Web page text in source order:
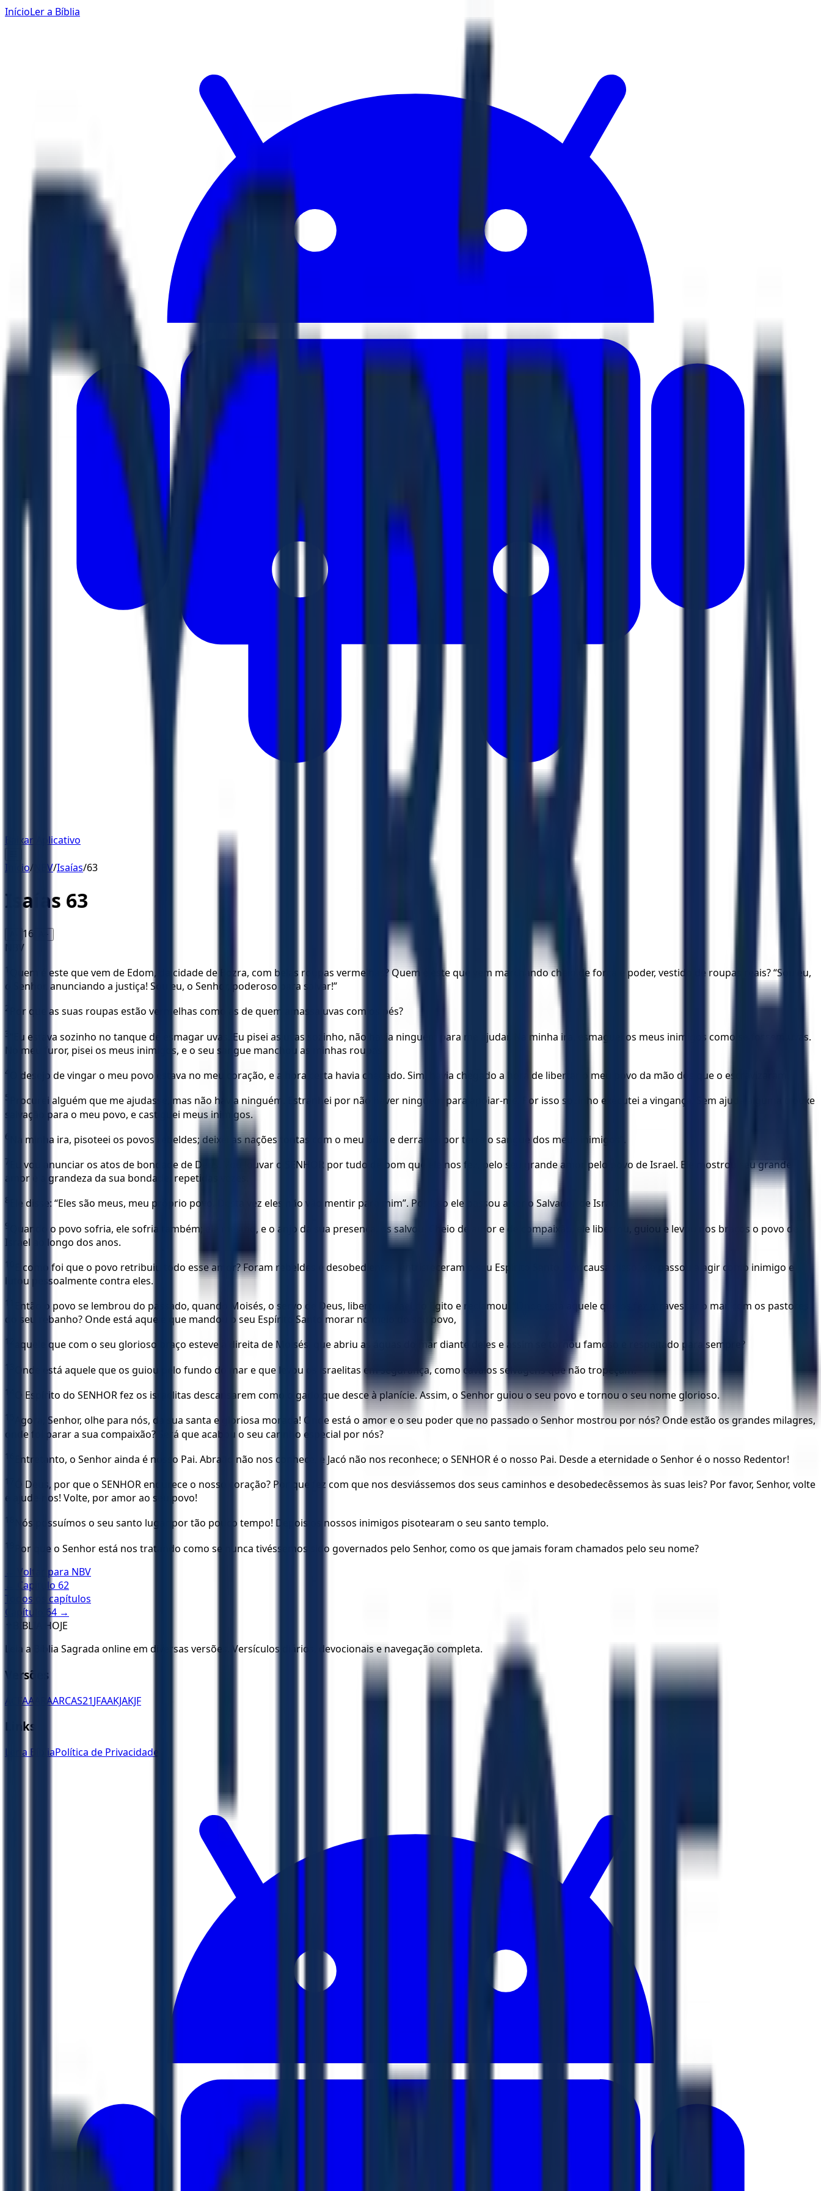
InícioLer a Bíblia
Baixar Aplicativo
Início/ NBV/Isaías/63
Isaías 63
16 A+
NBV
1
Quem é este que vem de Edom, da cidade de Bozra, com belas roupas vermelhas? Quem é este que vem marchando cheio de força e poder, vestido de roupas reais? “Sou eu,
o Senhor, anunciando a justiça! Sou eu, o Senhor, poderoso para salvar!”
2 Por que as suas roupas estão vermelhas como as de quem amassa uvas com os pés?
3
“Eu estava sozinho no tanque de esmagar uvas. Eu pisei as uvas sozinho, não havia ninguém para me ajudar. Na minha ira, esmaguei os meus inimigos como se fossem uvas.
No meu furor, pisei os meus inimigos, e o seu sangue manchou as minhas roupas.
4 O desejo de vingar o meu povo estava no meu coração, e a hora certa havia chegado. Sim, havia chegado a hora de libertar o meu povo da mão dos que o escravizaram.
5
Procurei alguém que me ajudasse, mas não havia ninguém. Estranhei por não haver ninguém para apoiar-me. Por isso sozinho executei a vingança. Sem ajuda alguma trouxe
salvação para o meu povo, e castiguei meus inimigos.
6 Na minha ira, pisoteei os povos rebeldes; deixei as nações tontas com o meu ódio e derramei por terra o sangue dos meus inimigos”.
7
Eu vou anunciar os atos de bondade de Deus. Vou louvar o SENHOR por tudo de bom que ele nos fez, pelo seu grande amor pelo povo de Israel. Ele mostrou seu grande
amor e a grandeza da sua bondade, repetidas vezes.
8 Ele disse: “Eles são meus, meu próprio povo. Desta vez eles não vão mentir para mim”. Por isso ele passou a ser o Salvador de Israel.
9
Quando o povo sofria, ele sofria também; ele mesmo, e o anjo da sua presença, os salvou. Cheio de amor e de compaixão, ele libertou, guiou e levou nos braços o povo de
Israel ao longo dos anos.
10
E como foi que o povo retribuiu todo esse amor? Foram rebeldes e desobedientes, entristeceram o seu Espírito Santo. Por causa disso, ele passou a agir como inimigo e
lutou pessoalmente contra eles.
11
Então o povo se lembrou do passado, quando Moisés, o servo de Deus, libertou Israel do Egito e reclamou: “Onde está aquele que os fez atravessar o mar, com os pastores
do seu rebanho? Onde está aquele que mandou o seu Espírito Santo morar no meio do seu povo,
12 aquele que com o seu glorioso braço esteve à direita de Moisés, que abriu as águas do mar diante deles e assim se tornou famoso e respeitado para sempre?
13 Onde está aquele que os guiou pelo fundo do mar e que levou os israelitas em segurança, como cavalos selvagens que não tropeçam?”
14 O Espírito do SENHOR fez os israelitas descansarem como o gado que desce à planície. Assim, o Senhor guiou o seu povo e tornou o seu nome glorioso.
15
Agora, Senhor, olhe para nós, da sua santa e gloriosa morada! Onde está o amor e o seu poder que no passado o Senhor mostrou por nós? Onde estão os grandes milagres,
onde foi parar a sua compaixão? Será que acabou o seu carinho especial por nós?
16 Entretanto, o Senhor ainda é nosso Pai. Abraão não nos conhece, e Jacó não nos reconhece; o SENHOR é o nosso Pai. Desde a eternidade o Senhor é o nosso Redentor!
17
Ó Deus, por que o SENHOR endurece o nosso coração? Por que fez com que nos desviássemos dos seus caminhos e desobedecêssemos às suas leis? Por favor, Senhor, volte
e ajude-nos! Volte, por amor ao seu povo!
18 Nós possuímos o seu santo lugar por tão pouco tempo! Depois os nossos inimigos pisotearam o seu santo templo.
19
Por que o Senhor está nos tratando como se nunca tivéssemos sido governados pelo Senhor, como os que jamais foram chamados pelo seu nome?
← Voltar para NBV
← Capítulo 62
Todos os capítulos
Capítulo
64 →
BÍBLIA HOJE
Leia a Bíblia Sagrada online em diversas versões. Versículos diários, devocionais e navegação completa.
Versões
ACFAA ARAARCAS21JFAAKJAKJF
Links
Ler a BíbliaPolítica de Privacidade